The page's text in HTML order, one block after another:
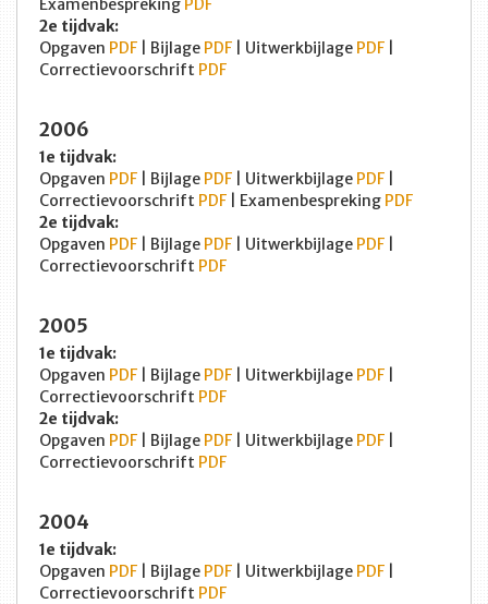
Examenbespreking PDF
2e tijdvak:
Opgaven PDF | Bijlage PDF | Uitwerkbijlage PDF
Correctievoorschrift PDF
2006
1e tijdvak:
Opgaven PDF | Bijlage PDF | Uitwerkbijlage PDF
Correctievoorschrift PDF | Examenbespreking PDF
2e tijdvak:
Opgaven PDF | Bijlage PDF | Uitwerkbijlage PDF
Correctievoorschrift PDF
2005
1e tijdvak:
Opgaven PDF | Bijlage PDF | Uitwerkbijlage PDF
Correctievoorschrift PDF
2e tijdvak:
Opgaven PDF | Bijlage PDF | Uitwerkbijlage PDF
Correctievoorschrift PDF
2004
1e tijdvak:
Opgaven PDF | Bijlage PDF | Uitwerkbijlage PDF
Correctievoorschrift PDF